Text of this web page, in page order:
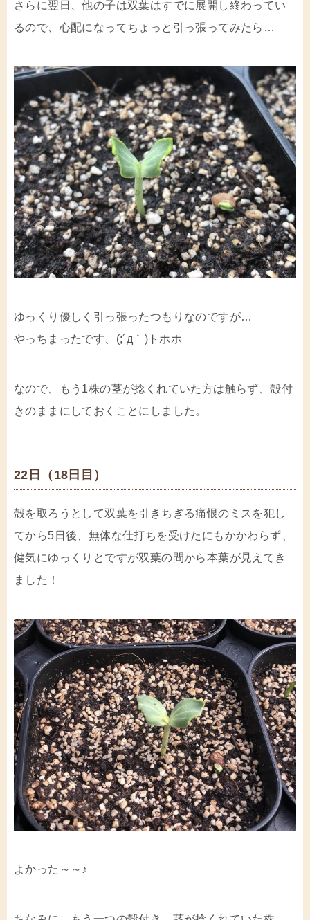
さらに翌日、他の子は双葉はすでに展開し終わってい
るので、心配になってちょっと引っ張ってみたら…
ゆっくり優しく引っ張ったつもりなのですが…
やっちまったです、(;´д｀)トホホ
なので、もう1株の茎が捻くれていた方は触らず、殻付
きのままにしておくことにしました。
22日（18日目）
殻を取ろうとして双葉を引きちぎる痛恨のミスを犯し
てから5日後、無体な仕打ちを受けたにもかかわらず、
健気にゆっくりとですが双葉の間から本葉が見えてき
ました！
よかった～～♪